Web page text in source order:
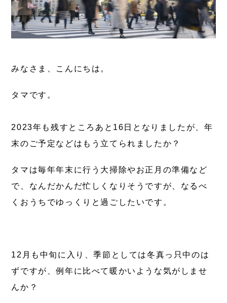
みなさま、こんにちは。
タマです。
2023年も残すところあと16日となりましたが、年
末のご予定などはもう立てられましたか？
タマは毎年年末に行う大掃除やお正月の準備など
で、なんだかんだ忙しくなりそうですが、なるべ
くおうちでゆっくりと過ごしたいです。
12月も中旬に入り、季節としては冬真っ只中のは
ずですが、例年に比べて暖かいような気がしませ
んか？